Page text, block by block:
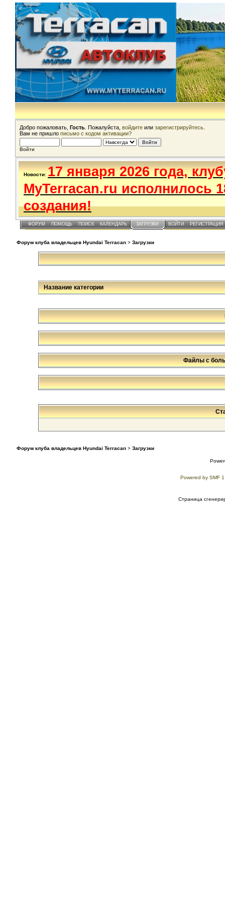
Добро пожаловать, Гость . Пожалуйста, войдите или зарегистрируйтесь
Вам не пришло письмо с кодом активации?
Войти
Новости: 17 января 2026 года,
MyTerracan.ru исполнилось
создания!
ФОРУМ ПОМОЩЬ ПОИСК КАЛЕНДАРЬ ЗАГРУЗКИ ВОЙТИ РЕГИСТРАЦИЯ
Форум клуба владельцев Hyundai Terracan > Загрузки
Название категории
Файлы с
Форум клуба владельцев Hyundai Terracan > Загрузки
Powered by SMF
Страница